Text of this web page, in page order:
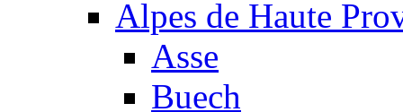
Alpes de Haute
Asse
Buech